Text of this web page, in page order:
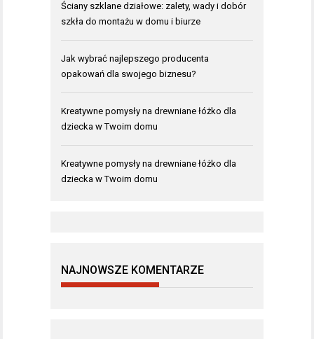
Ściany szklane działowe: zalety, wady i dobór
szkła do montażu w domu i biurze
Jak wybrać najlepszego producenta
opakowań dla swojego biznesu?
Kreatywne pomysły na drewniane łóżko dla
dziecka w Twoim domu
Kreatywne pomysły na drewniane łóżko dla
dziecka w Twoim domu
NAJNOWSZE KOMENTARZE